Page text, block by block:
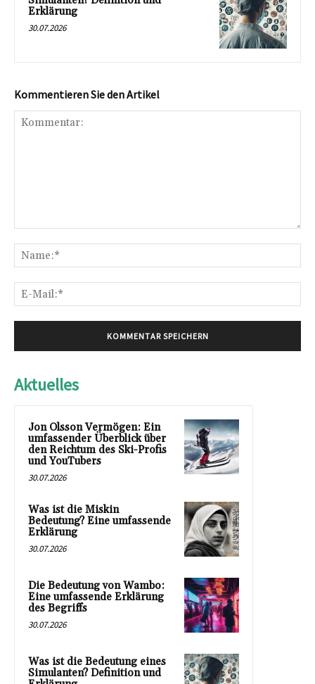
Erklärung
30.07.2026
Kommentieren Sie den Artikel
Aktuelles
Jon Olsson Vermögen: Ein
umfassender Überblick über
den Reichtum des Ski-Profis
und YouTubers
30.07.2026
Was ist die Miskin
Bedeutung? Eine umfassende
Erklärung
30.07.2026
Die Bedeutung von Wambo:
Eine umfassende Erklärung
des Begriffs
30.07.2026
Was ist die Bedeutung eines
Simulanten? Definition und